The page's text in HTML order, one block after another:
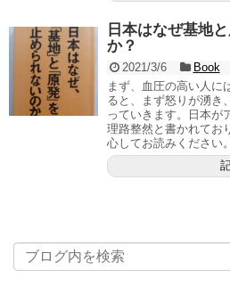
日本はなぜ基地
か？
2021/3/6
Book
まず、血圧の高い人に
ると、まず怒りが湧き
っていきます。日本が
理路整然と書かれてお
心してお読みください。